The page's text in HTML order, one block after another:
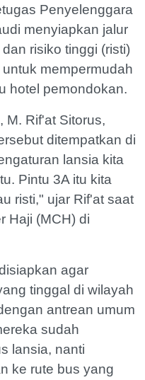
Penyelenggara
menyiapkan jalur
risiko tinggi (risti)
mempermudah
hotel pemondokan.
M. Rif'at Sitorus,
ditempatkan di
lansia kita
Pintu 3A itu kita
risti," ujar Rif'at saat
Haji (MCH) di
agar
tinggal di wilayah
antrean umum
sudah
lansia, nanti
ke rute bus yang